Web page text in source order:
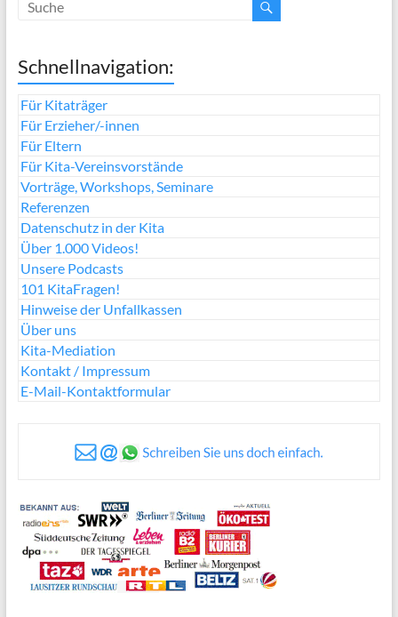
Schnellnavigation:
Für Kitaträger
Für Erzieher/-innen
Für Eltern
Für Kita-Vereinsvorstände
Vorträge, Workshops, Seminare
Referenzen
Datenschutz in der Kita
Über 1.000 Videos!
Unsere Podcasts
101 KitaFragen!
Hinweise der Unfallkassen
Über uns
Kita-Mediation
Kontakt / Impressum
E-Mail-Kontaktformular